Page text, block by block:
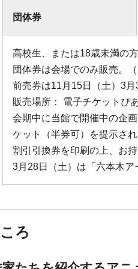
団体券
高校生、または18歳未満の
団体券は会場でのみ販売。
前売券は11月15日（土）3
販売場所： 電子チケットぴ
会期中に当館で開催中の企
ケット（半券可）を提示さ
割引引換券を印刷の上、お
3月28日（土）は「六本木
ろ